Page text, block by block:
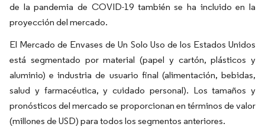
de la pandemia de COVID-19 también se ha incluido en la
proyección del mercado.
El Mercado de Envases de Un Solo Uso de los Estados Unidos
está segmentado por material (papel y cartón, plásticos y
aluminio) e industria de usuario final (alimentación, bebidas,
salud y farmacéutica, y cuidado personal). Los tamaños y
pronósticos del mercado se proporcionan en términos de valor
(millones de USD) para todos los segmentos anteriores.